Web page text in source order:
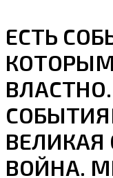
ЕСТЬ
ВЕЛИКАЯ
ВОЙНА.